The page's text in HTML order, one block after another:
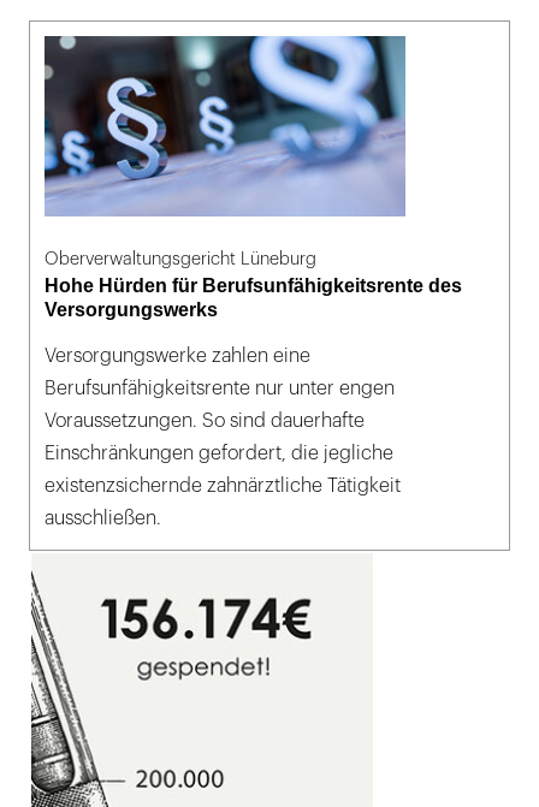
Oberverwaltungsgericht Lüneburg
Hohe Hürden für Berufsunfähigkeitsrente des
Versorgungswerks
Versorgungswerke zahlen eine
Berufsunfähigkeitsrente nur unter engen
Voraussetzungen. So sind dauerhafte
Einschränkungen gefordert, die jegliche
existenzsichernde zahnärztliche Tätigkeit
ausschließen.